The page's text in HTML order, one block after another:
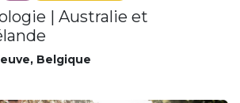
| Australie et
, Belgique